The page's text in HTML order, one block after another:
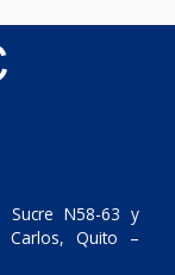
Sucre N58-63 y
Carlos, Quito –